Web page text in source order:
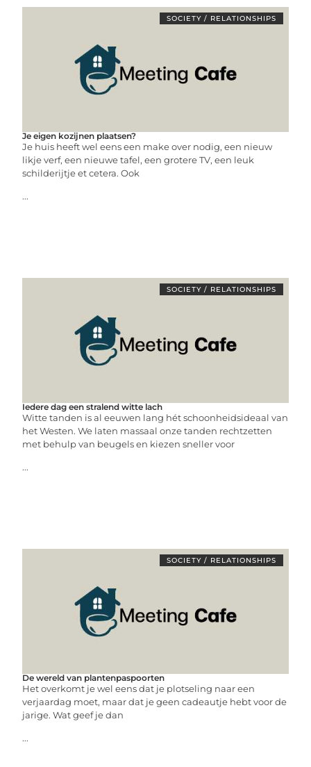
SOCIETY / RELATIONSHIPS
Je eigen kozijnen plaatsen?
Je huis heeft wel eens een make over nodig, een nieuw
likje verf, een nieuwe tafel, een grotere TV, een leuk
schilderijtje et cetera. Ook
...
SOCIETY / RELATIONSHIPS
Iedere dag een stralend witte lach
Witte tanden is al eeuwen lang hét schoonheidsideaal van
het Westen. We laten massaal onze tanden rechtzetten
met behulp van beugels en kiezen sneller voor
...
SOCIETY / RELATIONSHIPS
De wereld van plantenpaspoorten
Het overkomt je wel eens dat je plotseling naar een
verjaardag moet, maar dat je geen cadeautje hebt voor de
jarige. Wat geef je dan
...